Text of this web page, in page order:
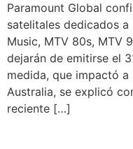
Paramount Global
satelitales dedicados a
Music, MTV 80s, MTV
dejarán de emitirse el
medida, que impactó a
Australia, se explicó
reciente […]